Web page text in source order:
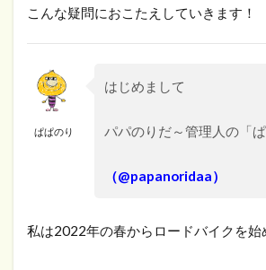
こんな疑問におこたえしていきます！
ぱぱのり
はじめまして
パパのりだ～管理人の「
（@papanoridaa）
私は2022年の春からロードバイクを始